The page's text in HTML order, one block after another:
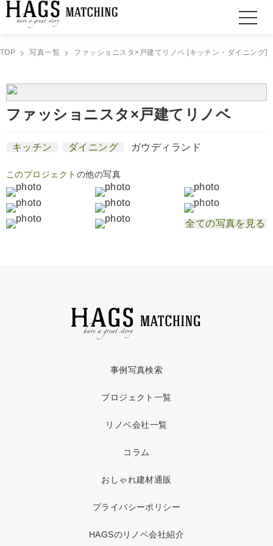
TOP 写真一覧 ファッショニスタ×戸建てリノベ [キッチン・ダイニング]
ファッショニスタ×戸建てリノベ
キッチン ダイニング ガウディランド
このプロジェクト の他の写真
全ての写真を見る
事例写真検索
プロジェクト一覧
リノベ会社一覧
コラム
おしゃれ建材通販
プライバシーポリシー
HAGSのリノベ会社紹介